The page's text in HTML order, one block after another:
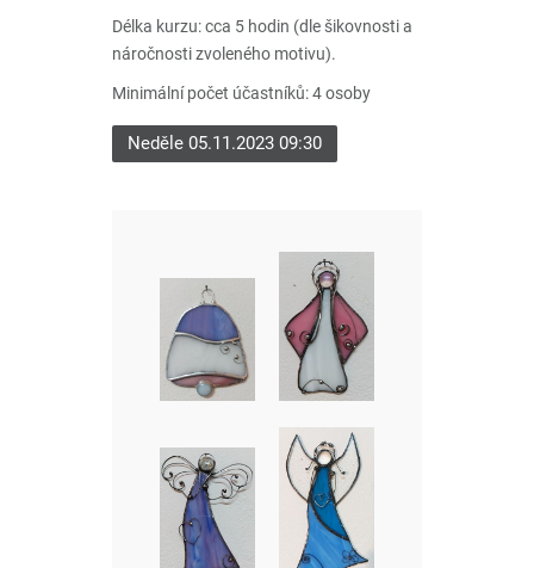
Délka kurzu: cca 5 hodin (dle šikovnosti a
náročnosti zvoleného motivu).
Minimální počet účastníků: 4 osoby
Neděle 05.11.2023 09:30